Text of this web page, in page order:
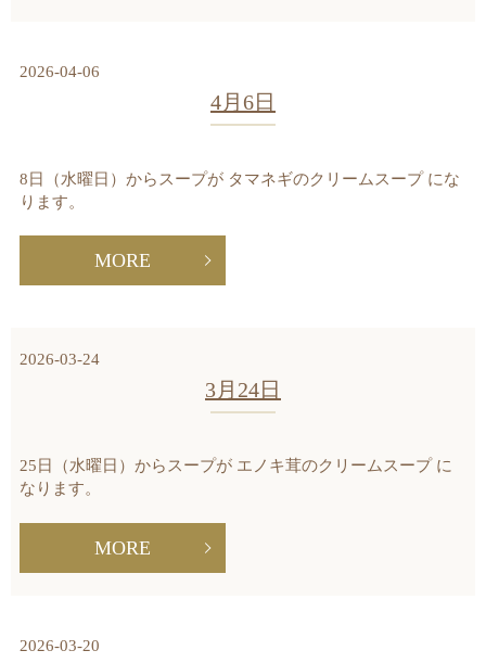
2026-04-06
4月6日
8日（水曜日）からスープが タマネギのクリームスープ にな
ります。
MORE
2026-03-24
3月24日
25日（水曜日）からスープが エノキ茸のクリームスープ に
なります。
MORE
2026-03-20